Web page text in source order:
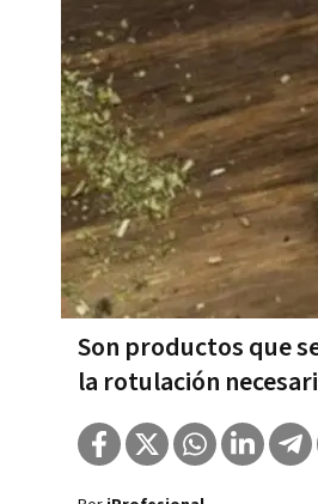
Son productos que
la rotulación